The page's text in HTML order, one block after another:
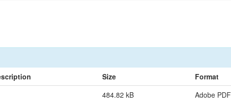
Size
Format
484.82 kB Adobe PDF